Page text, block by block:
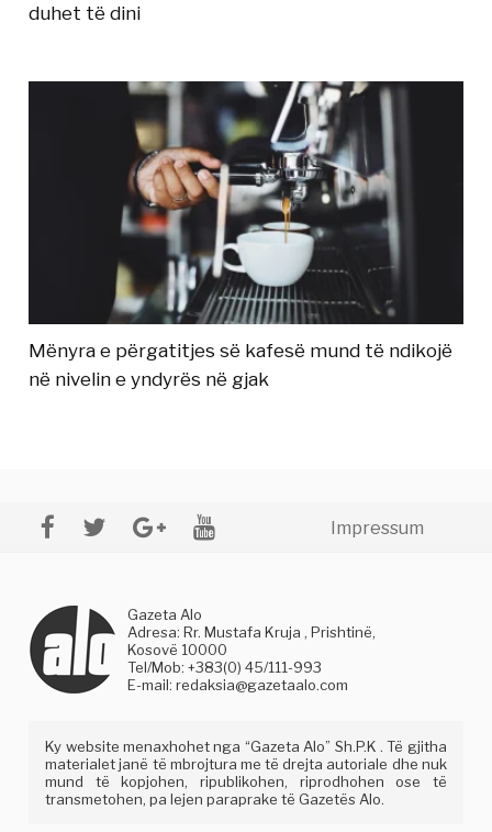
duhet të dini
Mënyra e përgatitjes së kafesë mund të ndikojë
në nivelin e yndyrës në gjak
Impressum
Gazeta Alo
Adresa: Rr. Mustafa Kruja , Prishtinë,
Kosovë 10000
Tel/Mob: +383(0) 45/111-993
E-mail:redaksia@gazetaalo.com
Ky website menaxhohet nga “Gazeta Alo” Sh.P.K . Të gjitha
materialet janë të mbrojtura me të drejta autoriale dhe nuk
mund të kopjohen, ripublikohen, riprodhohen ose të
transmetohen, pa lejen paraprake të Gazetës Alo.